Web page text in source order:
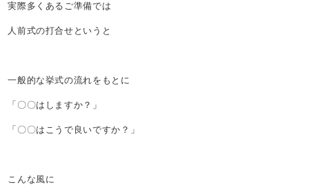
実際多くあるご準備では
人前式の打合せというと
一般的な挙式の流れをもとに
「〇〇はしますか？」
「〇〇はこうで良いですか？」
こんな風に